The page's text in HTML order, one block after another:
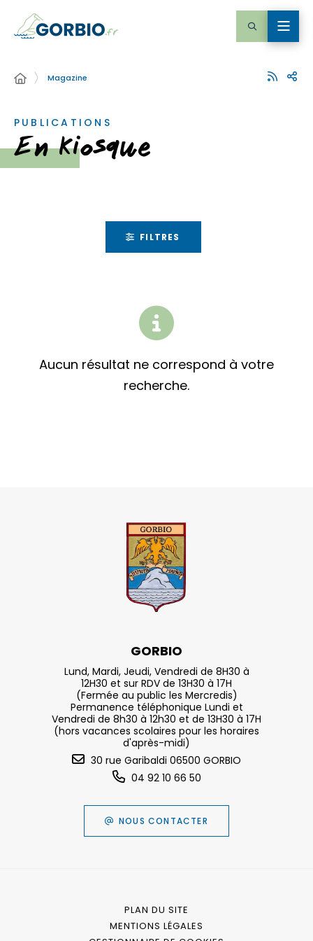
Magazine
PUBLICATIONS
En kiosque
FILTRES
Aucun résultat ne correspond à votre
recherche.
GORBIO
Lund, Mardi, Jeudi, Vendredi de 8H30 à
12H30 et sur RDV de 13H30 à 17H
(Fermée au public les Mercredis)
Permanence téléphonique Lundi et
Vendredi de 8h30 à 12h30 et de 13H30 à 17H
(hors vacances scolaires pour les horaires
d'après-midi)
30 rue Garibaldi 06500 GORBIO
04 92 10 66 50
NOUS CONTACTER
PLAN DU SITE
MENTIONS LÉGALES